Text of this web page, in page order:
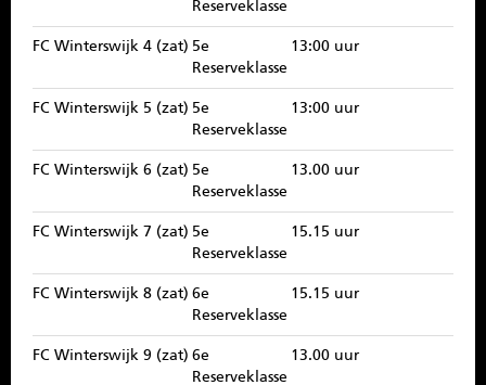
MENU
Reserveklasse
FC Winterswijk 4 (zat) 5e
Reserveklasse
13:00 uur
FC Winterswijk 5 (zat) 5e
Reserveklasse
13:00 uur
FC Winterswijk 6 (zat) 5e
Reserveklasse
13.00 uur
FC Winterswijk 7 (zat) 5e
Reserveklasse
15.15 uur
FC Winterswijk 8 (zat) 6e
Reserveklasse
15.15 uur
FC Winterswijk 9 (zat) 6e
Reserveklasse
13.00 uur